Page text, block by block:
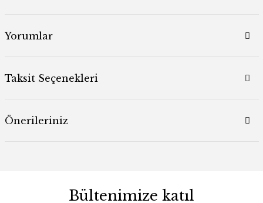
Yorumlar
Taksit Seçenekleri
Önerileriniz
Bültenimize katıl